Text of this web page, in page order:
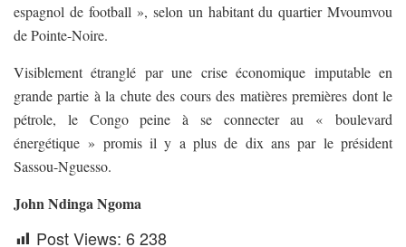
espagnol de football », selon un habitant du quartier Mvoumvou
de Pointe-Noire.
Visiblement étranglé par une crise économique imputable en
grande partie à la chute des cours des matières premières dont le
pétrole, le Congo peine à se connecter au « boulevard
énergétique » promis il y a plus de dix ans par le président
Sassou-Nguesso.
John Ndinga Ngoma
Post Views: 6 238